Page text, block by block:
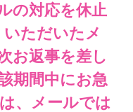
の対応を休止
ただいたメ
お返事を差し
期間中にお急
、メールでは